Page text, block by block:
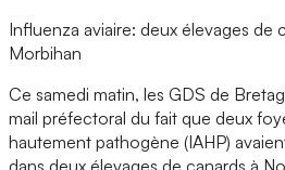
Influenza aviaire: deux élevages de
Morbihan
Ce samedi matin, les GDS de
mail préfectoral du fait que deux
hautement pathogène (IAHP)
dans deux élevages de canards à